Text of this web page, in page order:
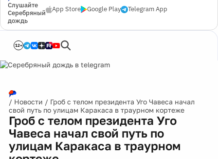
Слушайте
Серебряный
дождь
App Store Google Play Telegram App
12+
/ Новости / Гроб с телом президента Уго Чавеса начал
свой путь по улицам Каракаса в траурном кортеже
Гроб с телом президента Уго
Чавеса начал свой путь по
улицам Каракаса в траурном